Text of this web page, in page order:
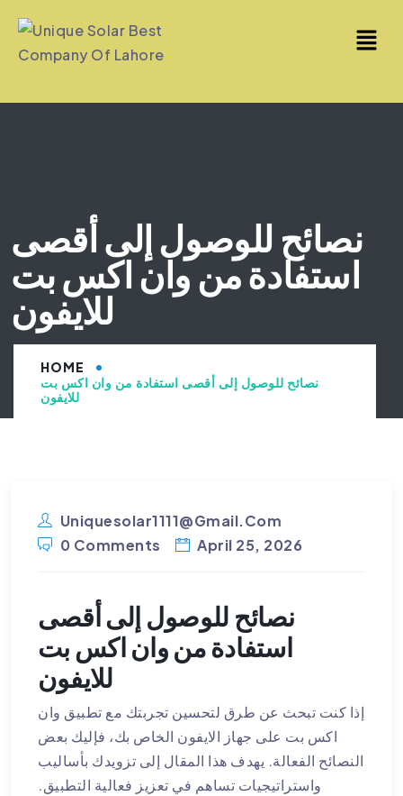
نصائح للوصول إلى أقصى
استفادة من وان اكس بت
للايفون
HOME
نصائح للوصول إلى أقصى استفادة من وان اكس بت
للايفون
Uniquesolar1111@gmail.com
0 Comments
April 25, 2026
نصائح للوصول إلى أقصى
استفادة من وان اكس بت
للايفون
إذا كنت تبحث عن طرق لتحسين تجربتك مع تطبيق وان
اكس بت على جهاز الايفون الخاص بك، فإليك بعض
النصائح الفعالة. يهدف هذا المقال إلى تزويدك بأساليب
واستراتيجيات تساهم في تعزيز فعالية التطبيق.